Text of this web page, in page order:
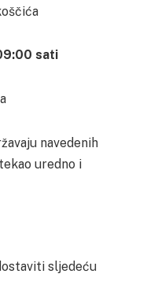
sati
navedenih
uredno i
sljedeću